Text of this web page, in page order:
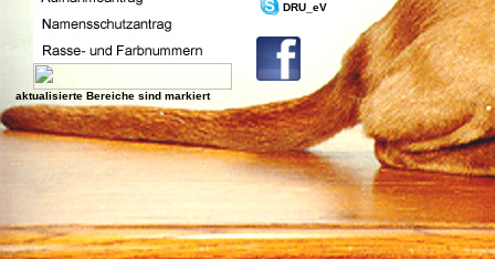
aktualisierte Bereiche sind markiert
DRU_eV